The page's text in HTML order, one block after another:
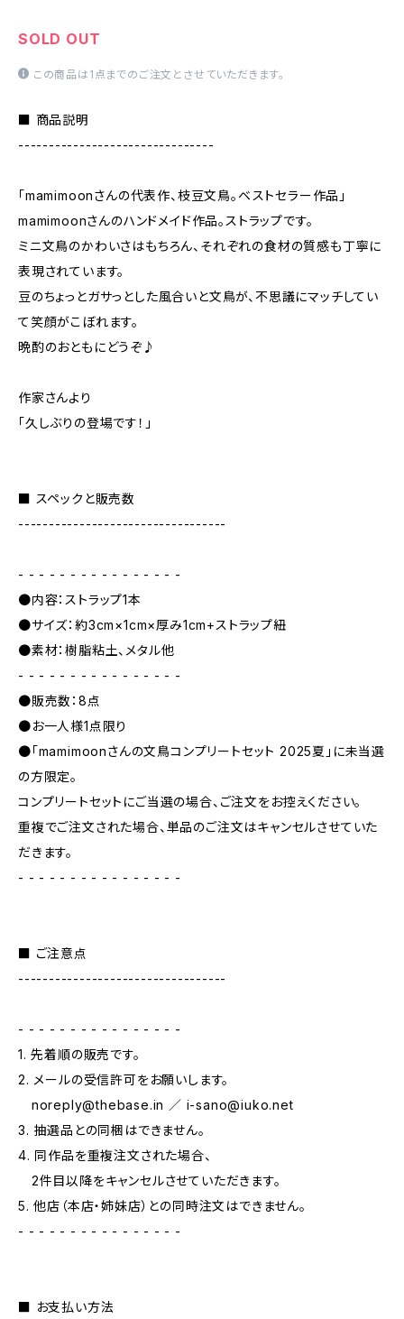
SOLD OUT
この商品は1点までのご注文とさせていただきます。
■ 商品説明
--------------------------------
「mamimoonさんの代表作、枝豆文鳥。ベストセラー作品」
mamimoonさんのハンドメイド作品。ストラップです。
ミニ文鳥のかわいさはもちろん、それぞれの食材の質感も丁寧に
表現されています。
豆のちょっとガサっとした風合いと文鳥が、不思議にマッチしてい
て笑顔がこぼれます。
晩酌のおともにどうぞ♪
作家さんより
「久しぶりの登場です！」
■ スペックと販売数
----------------------------------
- - - - - - - - - - - - - - - -
●内容：ストラップ1本
●サイズ：約3cm×1cm×厚み1cm+ストラップ紐
●素材：樹脂粘土、メタル他
- - - - - - - - - - - - - - - -
●販売数：8点
●お一人様1点限り
●「mamimoon︎さんの文鳥コンプリートセット 2025夏」に未当選
の方限定。
コンプリートセットにご当選の場合、ご注文をお控えください。
重複でご注文された場合、単品のご注文はキャンセルさせていた
だきます。
- - - - - - - - - - - - - - - -
■ ご注意点
----------------------------------
- - - - - - - - - - - - - - - -
1. 先着順の販売です。
2. メールの受信許可をお願いします。
noreply@thebase.in ／ i-sano@iuko.net
3. 抽選品との同梱はできません。
4. 同作品を重複注文された場合、
2件目以降をキャンセルさせていただきます。
5. 他店（本店・姉妹店）との同時注文はできません。
- - - - - - - - - - - - - - - -
■ お支払い方法